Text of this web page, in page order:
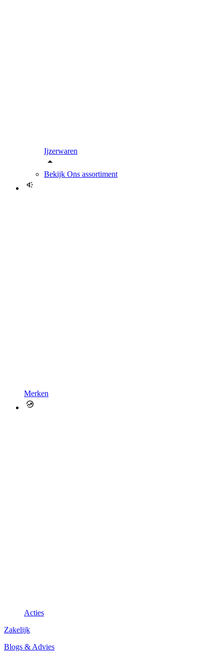
Ijzerwaren
Bekijk Ons assortiment
Merken
Acties
Zakelijk
Blogs & Advies